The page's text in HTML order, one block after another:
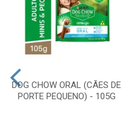
DOG CHOW ORAL (CÃES DE
PORTE PEQUENO) - 105G